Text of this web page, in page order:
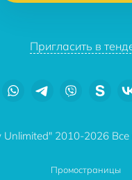
Пригласить в
Unlimited" 2010-2026
Промостраницы